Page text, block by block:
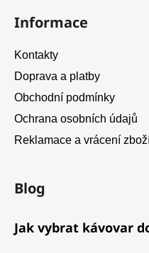
Informace
Kontakty
Doprava a platby
Obchodní podmínky
Ochrana osobních údajů
Reklamace a vrácení
Blog
Jak vybrat kávovar